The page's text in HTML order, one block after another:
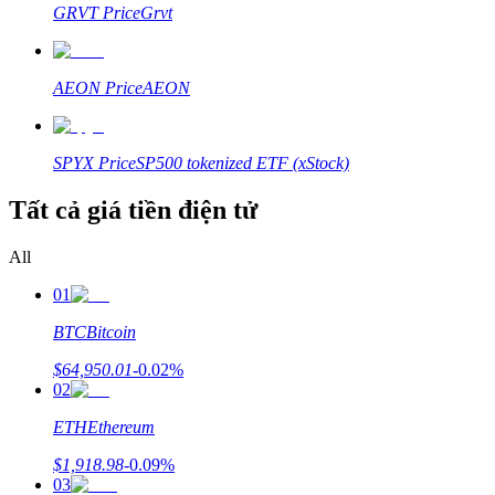
Hướng dẫn
Hướng dẫn giao dịch Spot
GRVTPriceGrvt
AEONPriceAEON
SPYXPriceSP500 tokenized ETF (xStock)
Tất cả giá tiền điện tử
All
01
BTCBitcoin
$64,950.01-0.02%
02
ETHEthereum
$1,918.98-0.09%
03